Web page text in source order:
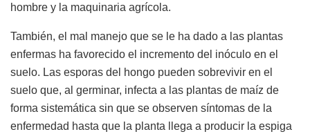
hombre y la maquinaria agrícola.
También, el mal manejo que se le ha dado a las plantas
enfermas ha favorecido el incremento del inóculo en el
suelo. Las esporas del hongo pueden sobrevivir en el
suelo que, al germinar, infecta a las plantas de maíz de
forma sistemática sin que se observen síntomas de la
enfermedad hasta que la planta llega a producir la espiga